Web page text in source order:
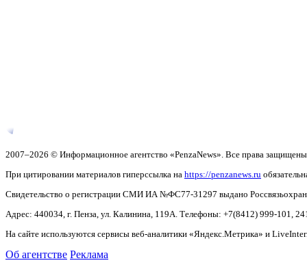
2007–2026 © Информационное агентство «PenzaNews». Все права
При цитировании материалов гиперссылка на https://penzanews.ru
Свидетельство о регистрации СМИ ИА №ФС77-31297 выдано
Адрес: 440034, г. Пенза, ул. Калинина, 119А. Телефоны: +7(8412) 999-101,
На сайте используются сервисы веб-аналитики «Яндекс.Метрика» и
Об агентстве Реклама